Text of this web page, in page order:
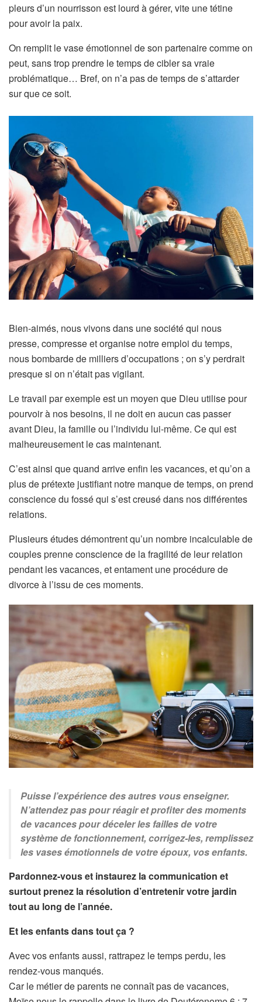
pleurs d’un nourrisson est lourd à gérer, vite une tétine
pour avoir la paix.
On remplit le vase émotionnel de son partenaire comme on
peut, sans trop prendre le temps de cibler sa vraie
problématique… Bref, on n’a pas de temps de s’attarder
sur que ce soit.
Bien-aimés, nous vivons dans une société qui nous
presse, compresse et organise notre emploi du temps,
nous bombarde de milliers d’occupations ; on s’y perdrait
presque si on n’était pas vigilant.
Le travail par exemple est un moyen que Dieu utilise pour
pourvoir à nos besoins, il ne doit en aucun cas passer
avant Dieu, la famille ou l’individu lui-même. Ce qui est
malheureusement le cas maintenant.
C’est ainsi que quand arrive enfin les vacances, et qu’on a
plus de prétexte justifiant notre manque de temps, on prend
conscience du fossé qui s’est creusé dans nos différentes
relations.
Plusieurs études démontrent qu’un nombre incalculable de
couples prenne conscience de la fragilité de leur relation
pendant les vacances, et entament une procédure de
divorce à l’issu de ces moments.
Puisse l’expérience des autres vous enseigner.
N’attendez pas pour réagir et profiter des moments
de vacances pour déceler les failles de votre
système de fonctionnement, corrigez-les, remplissez
les vases émotionnels de votre époux, vos enfants.
Pardonnez-vous et instaurez la communication et
surtout prenez la résolution d’entretenir votre jardin
tout au long de l’année.
Et les enfants dans tout ça ?
Avec vos enfants aussi, rattrapez le temps perdu, les
rendez-vous manqués.
Car le métier de parents ne connaît pas de vacances,